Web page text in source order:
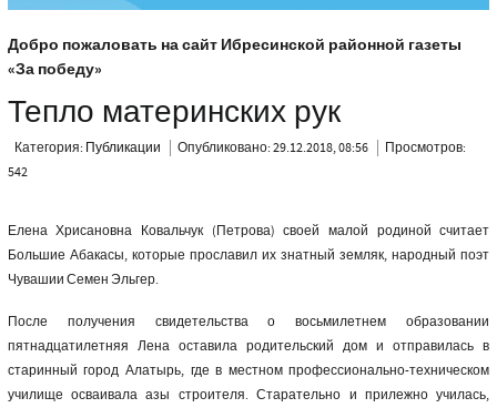
Добро пожаловать на сайт Ибресинской районной газеты
«За победу»
Тепло материнских рук
Категория: Публикации Опубликовано: 29.12.2018, 08:56
Просмотров:
542
Елена Хрисановна Ковальчук (Петрова) своей малой родиной считает
Большие Абакасы, которые прославил их знатный земляк, народный поэт
Чувашии Семен Эльгер.
После получения свидетельства о восьмилетнем образовании
пятнадцатилетняя Лена оставила родительский дом и отправилась в
старинный город Алатырь, где в местном профессионально-техническом
училище осваивала азы строителя. Старательно и прилежно училась,